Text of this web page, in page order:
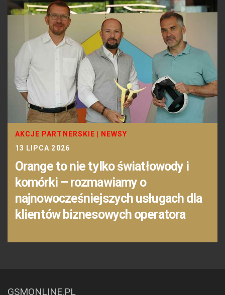
AKCJE PARTNERSKIE
NEWSY
13 LIPCA 2026
Orange to nie tylko światłowody i
komórki – rozmawiamy o
najnowocześniejszych usługach dla
klientów biznesowych operatora
GSMONLINE.PL